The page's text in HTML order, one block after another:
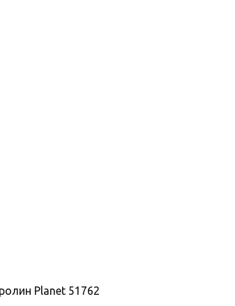
Planet 51762